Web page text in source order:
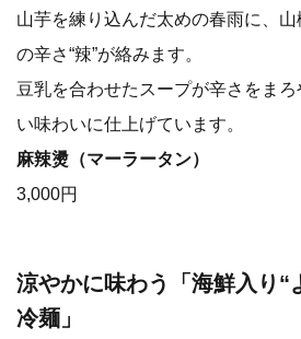
山芋を練り込んだ太めの春雨に、山
の辛さ“辣”が絡みます。
豆乳を合わせたスープが辛さをま
い味わいに仕上げています。
麻辣燙（マーラータン）
3,000円
涼やかに味わう「海鮮入り“
冷麺」